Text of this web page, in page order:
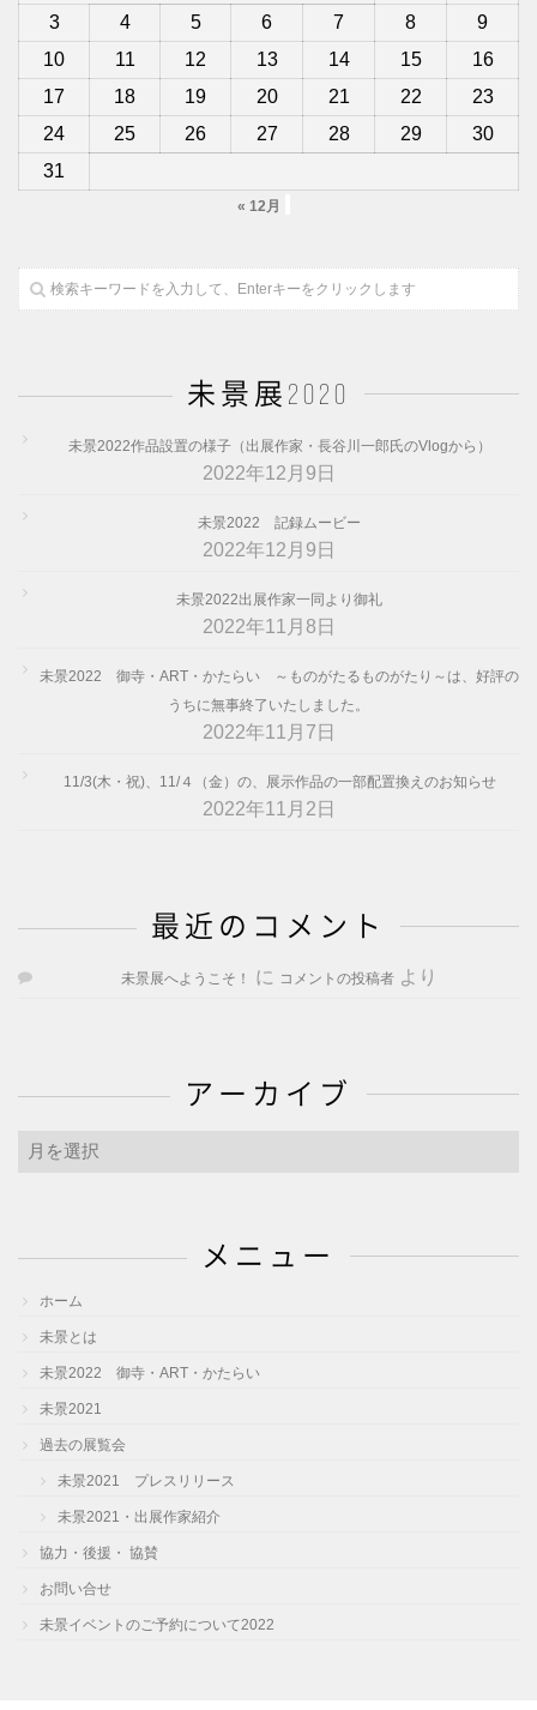
3
4 5 6 7 8
9
10
11 12 13 14 15
16
17
18 19 20 21 22
23
24
25 26 27 28 29
30
31
« 12月
未景展2020
未景2022作品設置の様子（出展作家・長谷川一郎氏のVlogから）
2022年12月9日
未景2022 記録ムービー
2022年12月9日
未景2022出展作家一同より御礼
2022年11月8日
未景2022 御寺・ART・かたらい ～ものがたるものがたり～は、好評の
うちに無事終了いたしました。
2022年11月7日
11/3(木・祝)、11/４（金）の、展示作品の一部配置換えのお知らせ
2022年11月2日
最近のコメント
未景展へようこそ！ に コメントの投稿者 より
アーカイブ
ア
ブ
メニュー
ホーム
未景とは
未景2022 御寺・ART・かたらい
未景2021
過去の展覧会
未景2021 プレスリリース
未景2021・出展作家紹介
協力・後援・ 協賛
お問い合せ
未景イベントのご予約について2022